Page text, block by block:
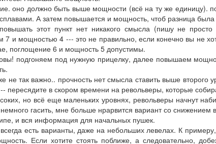
оно должно быть выше мощности (всё на ту же единицу).
А затем повышается и мощность, чтоб разница
этот пункт нет никакого смысла (пишу не
7 и мощностью 4 --- это не правильно, если конечно вы не
поглощение 6 и мощность 5 допустимы.
подгоняем под нужную прицелку, далее повышаем
не так важно.. прочность нет смысла ставить выше второго
пересядите в скором времени на револьверы, которые
но всё еще маленьких уровнях, револьверы начнут
гасить, мне больше нрарвится вариант со
и вся информация для начальных пушек.
есть варианты, даже на небольших левелах. К
Если хотите стоять поближе, а следовательно,